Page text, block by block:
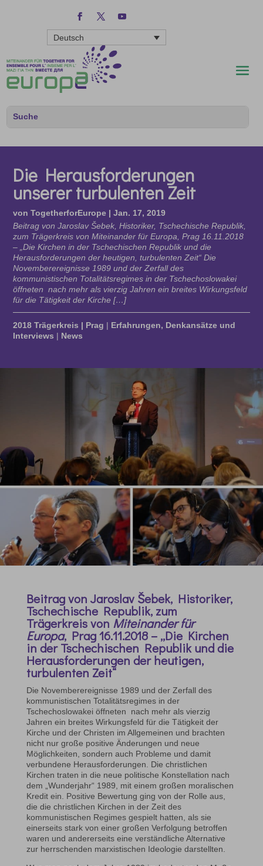
Deutsch
Die Herausforderungen
unserer turbulenten Zeit
vonTogetherforEurope |Jan. 17, 2019
Beitrag von Jaroslav Šebek, Historiker, Tschechische Republik,
zum Trägerkreis von Miteinander für Europa, Prag 16.11.2018
– „Die Kirchen in der Tschechischen Republik und die
Herausforderungen der heutigen, turbulenten Zeit“ Die
Novemberereignisse 1989 und der Zerfall des
kommunistischen Totalitätsregimes in der Tschechoslowakei
öffneten nach mehr als vierzig Jahren ein breites Wirkungsfeld
für die Tätigkeit der Kirche […]
2018 Trägerkreis | Prag | Erfahrungen, Denkansätze und
Interviews | News
Beitrag von Jaroslav Šebek, Historiker,
Tschechische Republik, zum
Trägerkreis von Miteinander für
Europa, Prag 16.11.2018 – „Die Kirchen
in der Tschechischen Republik und die
Herausforderungen der heutigen,
turbulenten Zeit“
Die Novemberereignisse 1989 und der Zerfall des
kommunistischen Totalitätsregimes in der
Tschechoslowakei öffneten nach mehr als vierzig
Jahren ein breites Wirkungsfeld für die Tätigkeit der
Kirche und der Christen im Allgemeinen und brachten
nicht nur große positive Änderungen und neue
Möglichkeiten, sondern auch Probleme und damit
verbundene Herausforderungen. Die christlichen
Kirchen traten in die neue politische Konstellation nach
dem „Wunderjahr“ 1989, mit einem großen moralischen
Kredit ein. Positive Bewertung ging von der Rolle aus,
die die christlichen Kirchen in der Zeit des
kommunistischen Regimes gespielt hatten, als sie
einerseits stark von einer großen Verfolgung betroffen
waren und andererseits eine verständliche Alternative
zur herrschenden marxistischen Ideologie darstellten.